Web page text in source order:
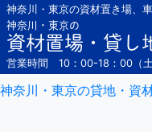
Skip
to
content
神奈川・東京の資材置き場、
神奈川・東京の
資材置場・貸し
営業時間 10：00-18：00（土
神奈川・東京の貸地・資